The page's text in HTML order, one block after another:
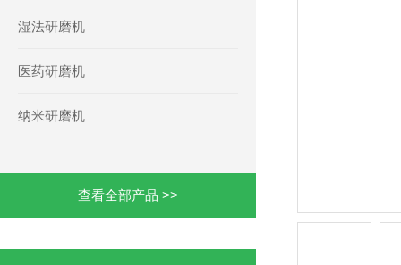
湿法研磨机
医药研磨机
纳米研磨机
查看全部产品 >>